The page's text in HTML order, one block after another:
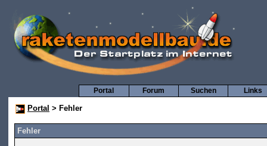
Links
Suchen
Forum
Portal
Portal > Fehler
Fehler